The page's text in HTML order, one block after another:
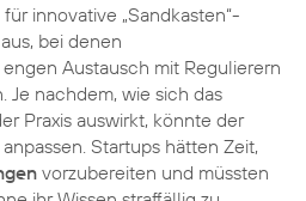
innovative „Sandkasten“-
bei denen
engen Austausch mit Regulierern
Je nachdem, wie sich das
Praxis auswirkt, könnte der
Startups hätten Zeit,
vorzubereiten und müssten